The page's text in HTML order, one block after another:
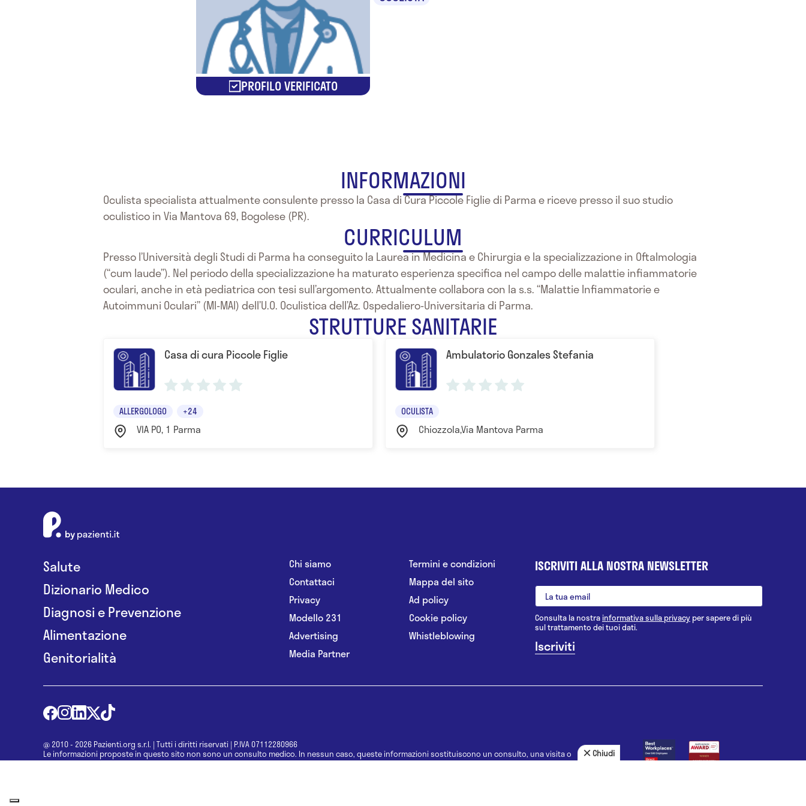
PROFILO VERIFICATO
INFORMAZIONI
Oculista specialista attualmente consulente presso la Casa di Cura Piccole Figlie di Parma e riceve presso il suo studio
oculistico in Via Mantova 69, Bogolese (PR).
CURRICULUM
Presso l’Università degli Studi di Parma ha conseguito la Laurea in Medicina e Chirurgia e la specializzazione in Oftalmologia
(“cum laude”). Nel periodo della specializzazione ha maturato esperienza specifica nel campo delle malattie infiammatorie
oculari, anche in età pediatrica con tesi sull’argomento. Attualmente collabora con la s.s. “Malattie Infiammatorie e
Autoimmuni Oculari” (MI-MAI) dell’U.O. Oculistica dell’Az. Ospedaliero-Universitaria di Parma.
STRUTTURE SANITARIE
Casa di cura Piccole Figlie
ALLERGOLOGO +24
VIA PO, 1 Parma
Ambulatorio Gonzales Stefania
OCULISTA
Chiozzola,Via Mantova Parma
Salute
Dizionario Medico
Diagnosi e Prevenzione
Alimentazione
Genitorialità
Chi siamo
Contattaci
Privacy
Modello 231
Advertising
Media Partner
Termini e condizioni
Mappa del sito
Ad policy
Cookie policy
Whistleblowing
ISCRIVITI ALLA NOSTRA NEWSLETTER
Consulta la nostrainformativa sulla privacy per sapere di più
sul trattamento dei tuoi dati.
@ 2010 - 2026 Pazienti.org s.r.l. | Tutti i diritti riservati | P.IVA 07112280966
Le informazioni proposte in questo sito non sono un consulto medico. In nessun caso, queste informazioni sostituiscono un consulto, una visita o
una diagnosi formulata dal medico. Non si devono considerare le informazioni disponibili come suggerimenti per la formulazione di una diagnosi, la
Chiudi